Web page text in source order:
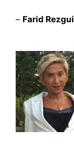
– Farid Rezgui